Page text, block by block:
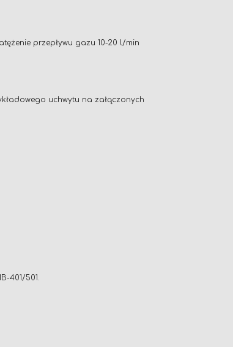
przepływu gazu 10-20 l/min
uchwytu na załączonych
401/501.